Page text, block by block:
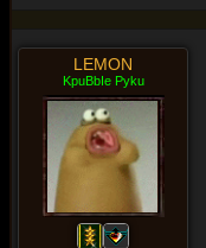
LEMON
KpuBbIe Pyku